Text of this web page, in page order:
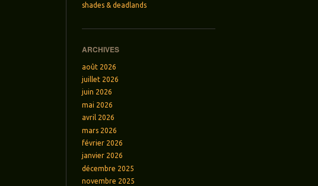
shades & deadlands
ARCHIVES
août 2026
juillet 2026
juin 2026
mai 2026
avril 2026
mars 2026
février 2026
janvier 2026
décembre 2025
novembre 2025